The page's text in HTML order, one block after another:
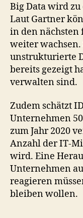
Big Data wird
Laut Gartner
in den nächsten
weiter
unstrukturierte
bereits gezeigt
verwalten sind.
Zudem schätzt
Unternehmen
zum Jahr 2020
Anzahl der IT-
wird. Eine
Unternehmen
reagieren
bleiben wollen.